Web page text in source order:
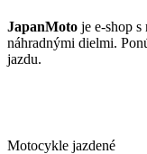
JapanMoto je e-shop
náhradnými dielmi.
jazdu.
Motocykle jazdené